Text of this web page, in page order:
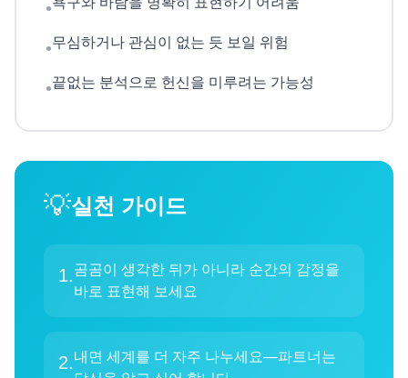
•
•무심하거나 관심이 없는 듯 보일 위험
•끝없는 분석으로 헌신을 미루려는 가능성
💡실천 가이드
1.곰곰이 생각한 뒤가 아니라 순간의 감정을
바로 표현해 보세요
2.내면 세계를 더 자주 나누세요—파트너는